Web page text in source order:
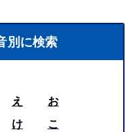
別に検索
え
お
け
こ